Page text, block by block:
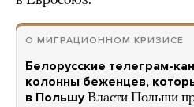
О МИГРАЦИОННОМ КРИЗИСЕ
Белорусские телеграм-
колонны беженцев,
в Польшу Власти Польши